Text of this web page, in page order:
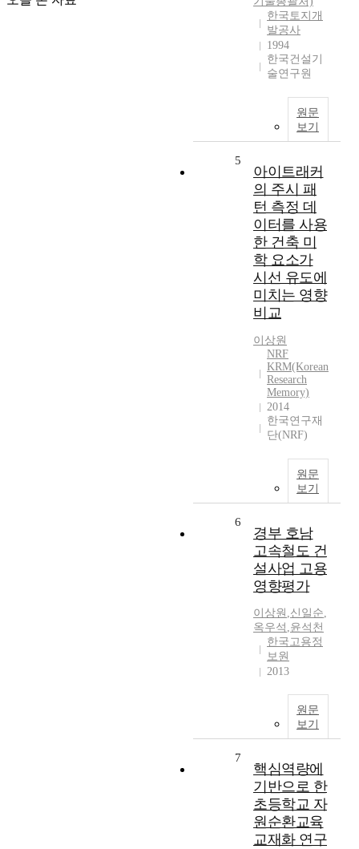
한국토지개
발공사
1994
한국건설기
술연구원
원문
보기
5
아이트래커
의 주시 패
턴 측정 데
이터를 사용
한 건축 미
학 요소가
시선 유도에
미치는 영향
비교
이상원
NRF
KRM(Korean
Research
Memory)
2014
한국연구재
단(NRF)
원문
보기
6
경부 호남
고속철도 건
설사업 고용
영향평가
이상원 ,신일순,
옥우석 ,윤석천
한국고용정
보원
2013
원문
보기
7
핵심역량에
기반으로 한
초등학교 자
원순환교육
교재화 연구